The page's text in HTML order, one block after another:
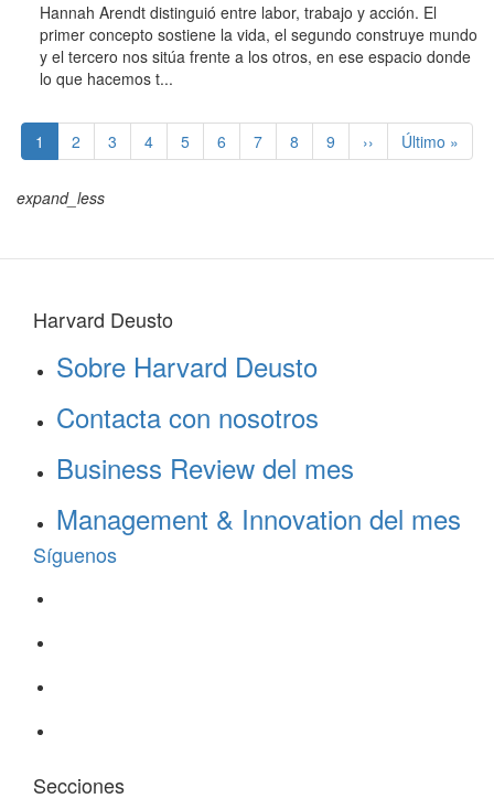
Hannah Arendt distinguió entre labor, trabajo y acción. El
primer concepto sostiene la vida, el segundo construye mundo
y el tercero nos sitúa frente a los otros, en ese espacio donde
lo que hacemos t...
Paginación
Página
actual
1 Page
2 Page
3 Page
4 Page
5 Page
6 Page
7 Page
8 Page
9
Siguiente
página
››
Última
página
Último »
expand_less
Harvard Deusto
Sobre Harvard Deusto
Contacta con nosotros
Business Review del mes
Management & Innovation del mes
Síguenos
Secciones